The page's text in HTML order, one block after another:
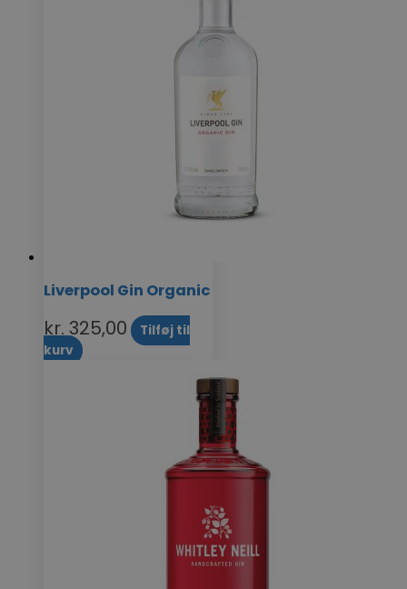
Liverpool Gin Organic
kr. 325,00
Tilføj til
kurv